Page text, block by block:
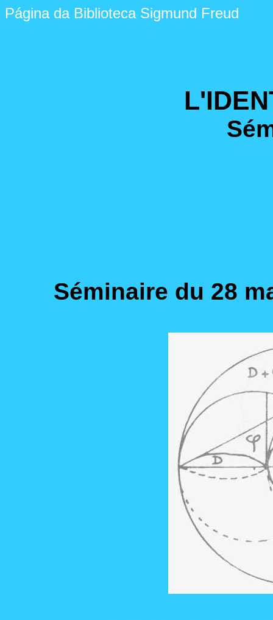
Página da Biblioteca Sigmund Freud
Séminaire du 28